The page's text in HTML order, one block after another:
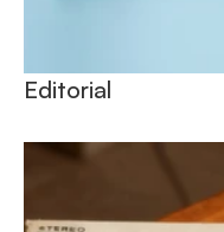
Editorial